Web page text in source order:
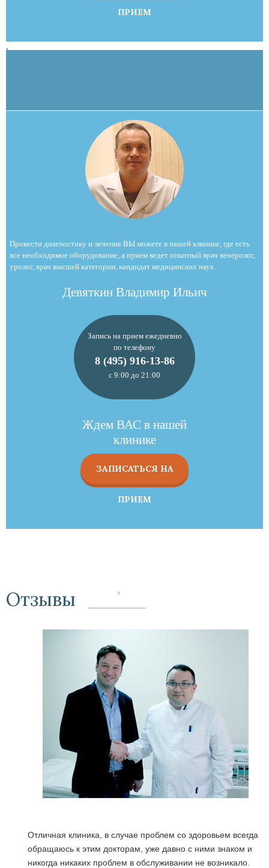
ПРИЕМ
Провести диагностику и лечение ВЫ можете в нашей клинике, где есть
все необходимое оборудование, а прием ведет опытный врач венеролог,
уролог, врач высшей категории, кандидат медицинских наук
Девяткин Владимир Ильич
Запись на прием ежедневно
по телефону
8 (495) 916-13-86
с 9:00 до 21:00
Ждем ВАС в нашей
клинике
ЗАПИСАТЬСЯ НА
ПРИЕМ
Отзывы
Отличная клиника, в случае проблем со здоровьем всегда
обращаюсь к этим докторам, уже давно с ними знаком и
никогда никаких проблем в обслуживании не возникало.
‹